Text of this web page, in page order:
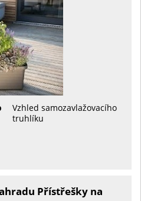
Vzhled samozavlažovacího
truhlíku
Přístřešky na